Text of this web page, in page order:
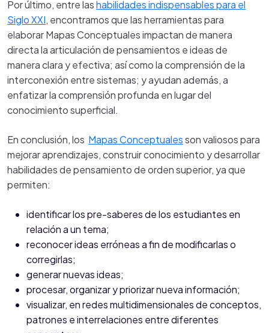
Por último, entre lashabilidades indispensables para el
Siglo XXI, encontramos que las herramientas para
elaborar Mapas Conceptuales impactan de manera
directa la articulación de pensamientos e ideas de
manera clara y efectiva; así como la comprensión de la
interconexión entre sistemas; y ayudan además, a
enfatizar la comprensión profunda en lugar del
conocimiento superficial.
En conclusión, los Mapas Conceptualesson valiosos para
mejorar aprendizajes, construir conocimiento y desarrollar
habilidades de pensamiento de orden superior, ya que
permiten:
identificar los pre-saberes de los estudiantes en
relación a un tema;
reconocer ideas erróneas a fin de modificarlas o
corregirlas;
generar nuevas ideas;
procesar, organizar y priorizar nueva información;
visualizar, en redes multidimensionales de conceptos,
patrones e interrelaciones entre diferentes